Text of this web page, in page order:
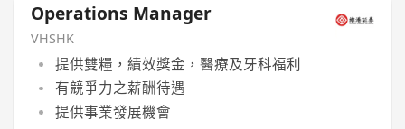
Operations Manager
VHSHK
提供雙糧，績效獎金，醫療及牙科福利
有競爭力之薪酬待遇
提供事業發展機會